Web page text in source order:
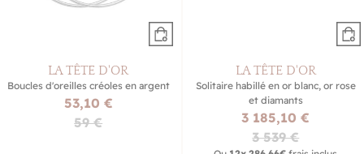
LA TÊTE D'OR
Boucles d'oreilles créoles en argent
53,10 €
59 €
LA TÊTE D'OR
Solitaire habillé en or blanc, or rose
et diamants
3 185,10 €
3 539 €